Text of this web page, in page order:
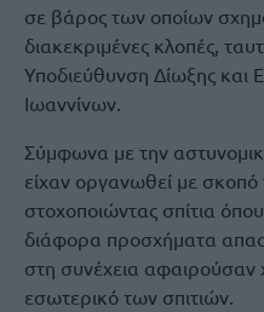
σε βάρος των οποίων
διακεκριμένες κλοπές,
Υποδιεύθυνση Δίωξης και
Ιωαννίνων.
Σύμφωνα με την
είχαν οργανωθεί με
στοχοποιώντας σπίτια
διάφορα προσχήματα
στη συνέχεια
εσωτερικό των σπιτιών.